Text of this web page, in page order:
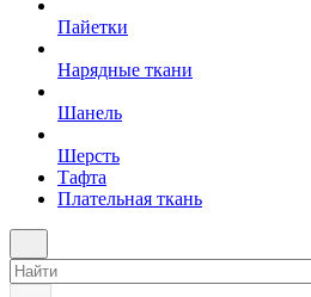
Пайетки
Нарядные ткани
Шанель
Шерсть
Тафта
Плательная ткань